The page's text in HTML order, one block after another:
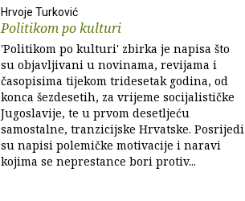
Hrvoje Turković
Politikom po kulturi
'Politikom po kulturi' zbirka je napisa što
su objavljivani u novinama, revijama i
časopisima tijekom tridesetak godina, od
konca šezdesetih, za vrijeme socijalističke
Jugoslavije, te u prvom desetljeću
samostalne, tranzicijske Hrvatske. Posrijedi
su napisi polemičke motivacije i naravi
kojima se neprestance bori protiv...